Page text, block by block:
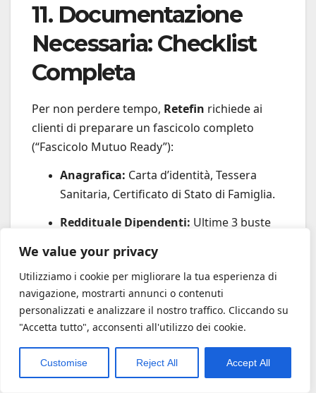
We value your privacy
Utilizziamo i cookie per migliorare la tua esperienza di
navigazione, mostrarti annunci o contenuti
personalizzati e analizzare il nostro traffico. Cliccando su
"Accetta tutto", acconsenti all'utilizzo dei cookie.
Customise Reject All Accept All
11. Documentazione
Necessaria: Checklist
Completa
Per non perdere tempo, Retefin richiede ai
clienti di preparare un fascicolo completo
(“Fascicolo Mutuo Ready”):
Anagrafica: Carta d’identità, Tessera
Sanitaria, Certificato di Stato di Famiglia.
Reddituale Dipendenti: Ultime 3 buste
Reddituale Autonomi:Ultimi 2 Modelli
Unico, Visura Camerale, Bilancino
provvisorio.
Immobile:Planimetria catastale, Atto di
Consap:Modulo di domanda Consap